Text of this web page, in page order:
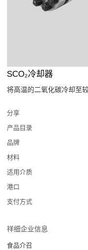
SCO₂冷却器
将高温的二氧化碳冷却至
分享
产品目录
品牌
材料
适用介质
港口
支付方式
祥细企业信息
食品介召